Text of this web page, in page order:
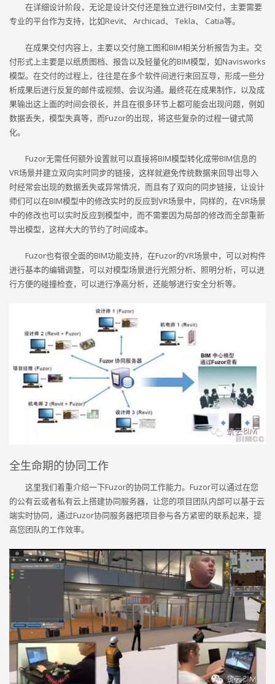
在详细设计阶段，无论是设计交付还是独立进行BIM交付，主要需要
专业的平台作为支持，比如Revit、 Archicad、 Tekla、 Catia等。
在成果交付内容上，主要以交付施工图和BIM相关分析报告为主。交
付形式上主要是以纸质图档、报告以及轻量化的BIM模型，如Navisworks
模型。在交付的过程上，往往是在多个软件间进行来回互导，形成一些分
析成果后进行反复的邮件或视频、会议沟通。最终花在成果制作，以及成
果输出这上面的时间会很长，并且在很多环节上都可能会出现问题，例如
数据丢失，模型失真等，而Fuzor的出现，将这些复杂的过程一键式简
化。
Fuzor无需任何额外设置就可以直接将BIM模型转化成带BIM信息的
VR场景并建立双向实时同步的链接，这样就避免传统数据来回导出导入
时经常会出现的数据丢失或异常情况，而且有了双向的同步链接，让设计
师们可以在BIM模型中的修改实时的反应到VR场景中，同样的，在VR场景
中的修改也可以实时反应到模型中，而不需要因为局部的修改而全部重新
导出模型，这样大大的节约了时间成本。
Fuzor也有很全面的BIM功能支持，在Fuzor的VR场景中，可以对构件
进行基本的编辑调整，可以对模型场景进行光照分析、照明分析，可以进
行方便的碰撞检查，可以进行净高分析，还能够进行安全分析等。
全生命期的协同工作
这里我们着重介绍一下Fuzor的协同工作能力。Fuzor可以通过在您
的公有云或者私有云上搭建协同服务器，让您的项目团队内部可以基于云
端实时协同，通过Fuzor协同服务器把项目参与各方紧密的联系起来，提
高您团队的工作效率。